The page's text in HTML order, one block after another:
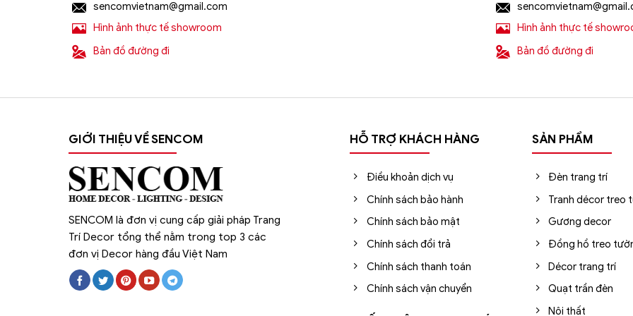
=> Tham khảo thêm 100+ mẫu đèn trang trí khuyến mãi giá rẻ tại: https://sencom.vn/category/den-trang-tri
sencomvietnam@gmail.com
Hình ảnh thực tế showroom
Bản đồ đường đi
Hình ảnh thực tế
Bản đồ đường đi
GIỚI THIỆU VỀ SENCOM
SENCOM là đơn vị cung cấp giải pháp Trang
Trí Decor tổng thể nằm trong top 3 các
đơn vị Decor hàng đầu Việt Nam
HỖ TRỢ KHÁCH HÀNG
Điều khoản dịch vụ
Chính sách bảo hành
Chính sách bảo mật
Chính sách đổi trả
Chính sách thanh toán
Chính sách vận chuyển
SẢN PHẨM
Đèn trang trí
Tranh décor treo
Gương decor
Đồng hồ treo
Décor trang trí
Quạt trần đèn
Nội thất